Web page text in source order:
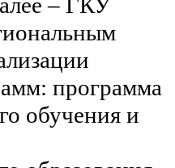
программа
обучения и